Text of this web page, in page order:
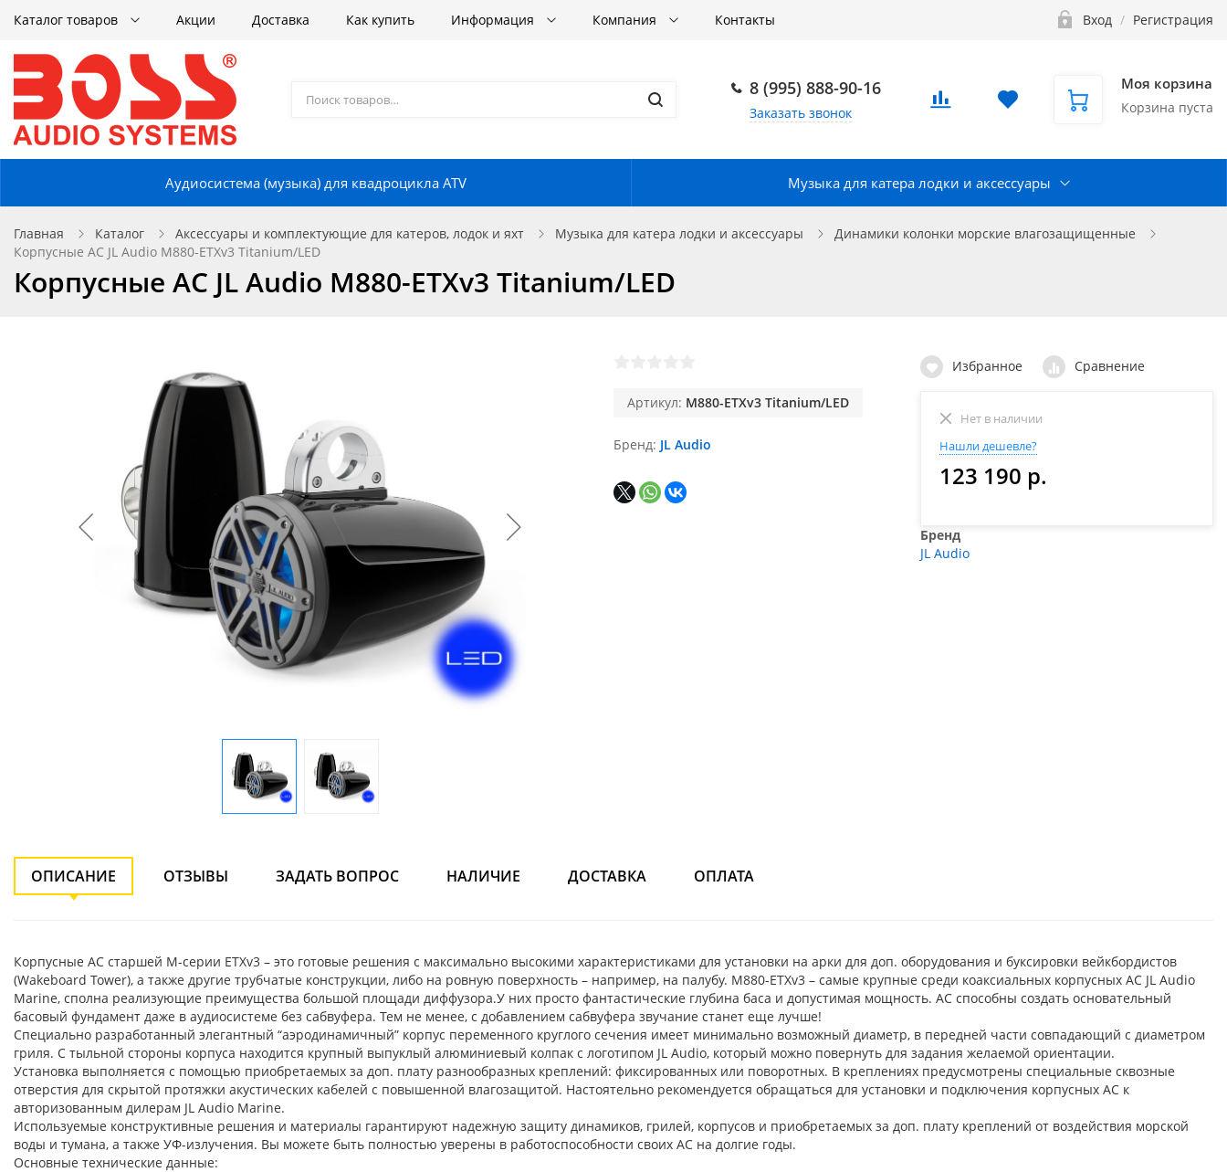
Каталог товаров Акции Доставка Как купить Информация Компания Контакты Вход / Регистрация
8 (995) 888-90-16
Заказать звонок
Моя корзина
Корзина пуста
Аудиосистема (музыка) для квадроцикла ATV Музыка для катера лодки и аксессуары
Главная Каталог Аксессуары и комплектующие для катеров, лодок и яхт Музыка для катера лодки и аксессуары
Динамики колонки морские влагозащищенные
Корпусные АС JL Audio M880-ETXv3 Titanium/LED
Корпусные АС JL Audio M880-ETXv3 Titanium/LED
Артикул: M880-ETXv3 Titanium/LED
Бренд JL Audio
Избранное Сравнение
Нет в наличии
Нашли дешевле?
123 190 р.
Бренд
JL Audio
ОПИСАНИЕ ОТЗЫВЫ ЗАДАТЬ ВОПРОС НАЛИЧИЕ ДОСТАВКА ОПЛАТА
Корпусные АС старшей M-серии ETXv3 – это готовые решения с максимально высокими характеристиками для установки на арки для доп. оборудования и буксировки вейкбордистов
(Wakeboard Tower), а также другие трубчатые конструкции, либо на ровную поверхность – например, на палубу. M880-ETXv3 – самые крупные среди коаксиальных корпусных АС JL Audio
Marine, сполна реализующие преимущества большой площади диффузора.У них просто фантастические глубина баса и допустимая мощность. АС способны создать основательный
басовый фундамент даже в аудиосистеме без сабвуфера. Тем не менее, с добавлением сабвуфера звучание станет еще лучше!
Специально разработанный элегантный “аэродинамичный” корпус переменного круглого сечения имеет минимально возможный диаметр, в передней части совпадающий с диаметром
гриля. С тыльной стороны корпуса находится крупный выпуклый алюминиевый колпак с логотипом JL Audio, который можно повернуть для задания желаемой ориентации.
Установка выполняется с помощью приобретаемых за доп. плату разнообразных креплений: фиксированных или поворотных. В креплениях предусмотрены специальные сквозные
отверстия для скрытой протяжки акустических кабелей с повышенной влагозащитой. Настоятельно рекомендуется обращаться для установки и подключения корпусных АС к
авторизованным дилерам JL Audio Marine.
Используемые конструктивные решения и материалы гарантируют надежную защиту динамиков, грилей, корпусов и приобретаемых за доп. плату креплений от воздействия морской
воды и тумана, а также УФ-излучения. Вы можете быть полностью уверены в работоспособности своих АС на долгие годы.
Основные технические данные: